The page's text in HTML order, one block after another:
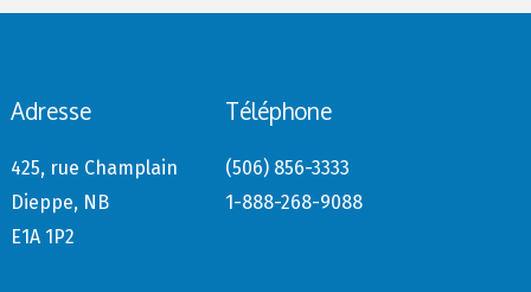
Adresse
425, rue Champlain
Dieppe, NB
E1A 1P2
Téléphone
(506) 856-3333
1-888-268-9088